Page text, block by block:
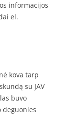
informacijos
el.
kova tarp
su JAV
buvo
deguonies